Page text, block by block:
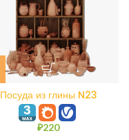
Посуда из глины N23
₽220